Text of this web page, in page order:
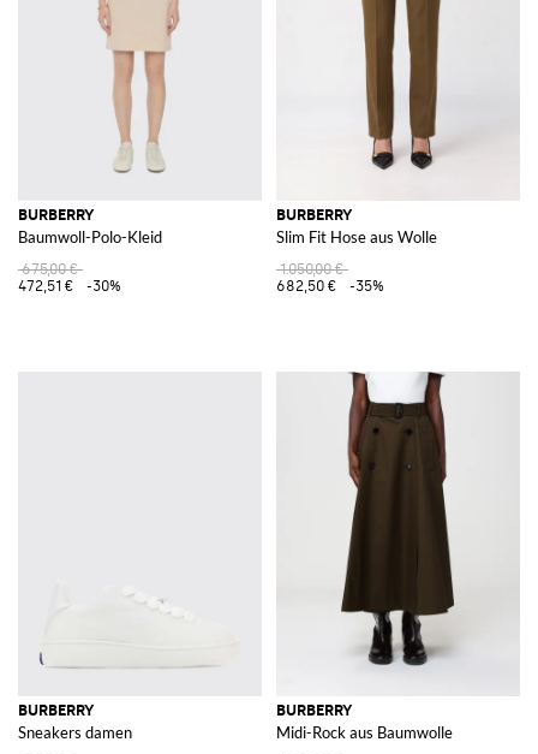
BURBERRY
Baumwoll-Polo-Kleid
675,00 €
472,51 €
-30%
BURBERRY
Slim Fit Hose aus Wolle
1.050,00 €
682,50 €
-35%
BURBERRY
Sneakers damen
BURBERRY
Midi-Rock aus Baumwolle